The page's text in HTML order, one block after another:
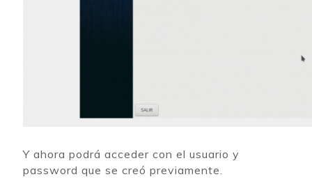
Y ahora podrá acceder con el usuario y
password que se creó previamente.